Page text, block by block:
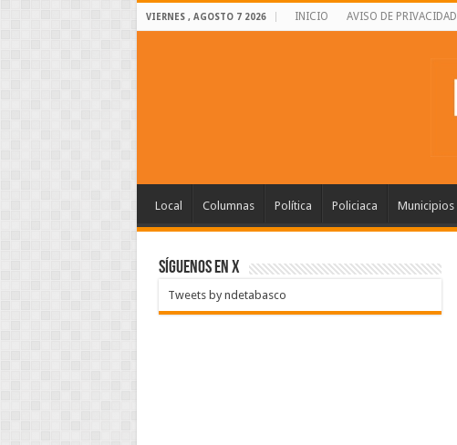
VIERNES , AGOSTO 7 2026 INICIO AVISO DE PRIVACIDAD
Local Columnas Política Policiaca Municipios
SÍGUENOS EN X
Tweets by ndetabasco